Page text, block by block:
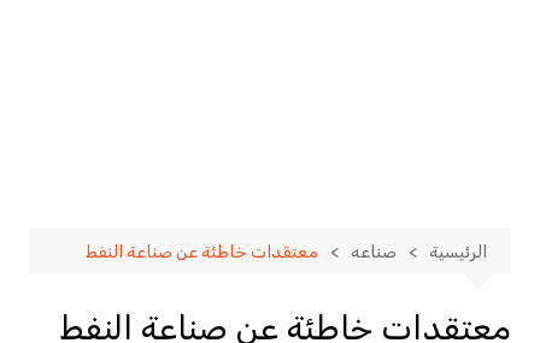
الرئيسية صناعه معتقدات خاطئة عن صناعة النفط
معتقدات خاطئة عن صناعة النفط